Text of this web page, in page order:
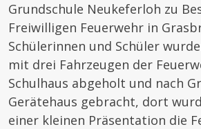
Grundschule Neukeferloh zu
Freiwilligen Feuerwehr in
Schülerinnen und Schüler
mit drei Fahrzeugen der
Schulhaus abgeholt und nach
Gerätehaus gebracht, dort
einer kleinen Präsentation die